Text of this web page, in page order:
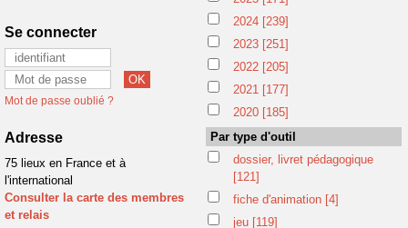
Se connecter
Mot de passe oublié ?
Adresse
75 lieux en France et à
l'international
Consulter la carte des membres
et relais
2024 [239]
2023 [251]
2022 [205]
2021 [177]
2020 [185]
Par type d'outil
dossier, livret pédagogique
[121]
fiche d'animation [4]
jeu [119]